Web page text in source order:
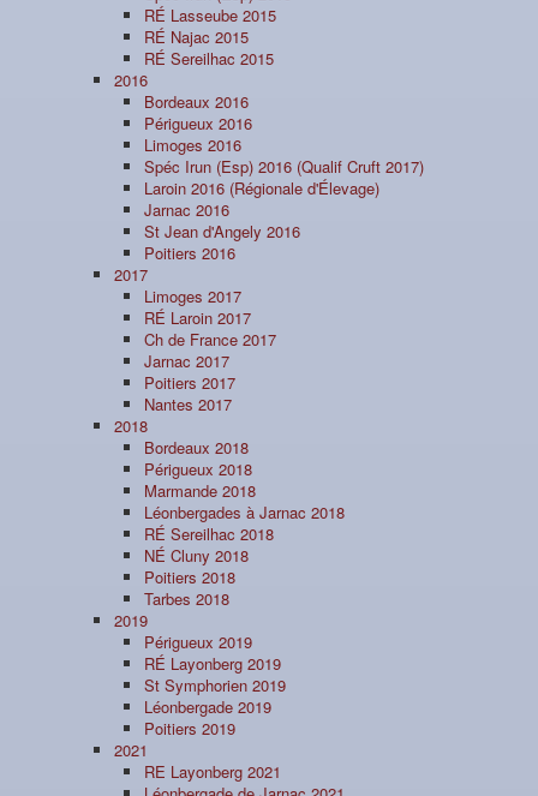
RÉ Lasseube 2015
RÉ Najac 2015
RÉ Sereilhac 2015
2016
Bordeaux 2016
Périgueux 2016
Limoges 2016
Spéc Irun (Esp) 2016 (Qualif Cruft 2017)
Laroin 2016 (Régionale d'Élevage)
Jarnac 2016
St Jean d'Angely 2016
Poitiers 2016
2017
Limoges 2017
RÉ Laroin 2017
Ch de France 2017
Jarnac 2017
Poitiers 2017
Nantes 2017
2018
Bordeaux 2018
Périgueux 2018
Marmande 2018
Léonbergades à Jarnac 2018
RÉ Sereilhac 2018
NÉ Cluny 2018
Poitiers 2018
Tarbes 2018
2019
Périgueux 2019
RÉ Layonberg 2019
St Symphorien 2019
Léonbergade 2019
Poitiers 2019
2021
RE Layonberg 2021